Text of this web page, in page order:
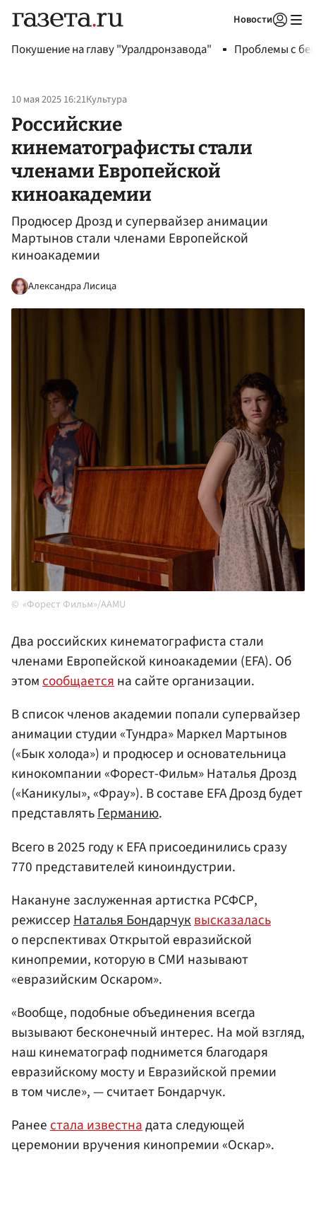
Новости
Покушение на главу "Уралдронзавода" Проблемы с
10 мая 2025 16:21Культура
Российские
кинематографисты стали
членами Европейской
киноакадемии
Продюсер Дрозд и супервайзер анимации
Мартынов стали членами Европейской
киноакадемии
Александра Лисица
«Форест Фильм»/AAMU
Два российских кинематографиста стали
членами Европейской киноакадемии (EFA). Об
этомсообщаетсяна сайте организации.
В список членов академии попали супервайзер
анимации студии «Тундра» Маркел Мартынов
(«Бык холода») и продюсер и основательница
кинокомпании «Форест-Фильм» Наталья Дрозд
(«Каникулы», «Фрау»). В составе EFA Дрозд будет
представлятьГерманию.
Всего в 2025 году к EFA присоединились сразу
770 представителей киноиндустрии.
Накануне заслуженная артистка РСФСР,
режиссерНаталья Бондарчуквысказалась
о перспективах Открытой евразийской
кинопремии, которую в СМИ называют
«евразийским Оскаром».
«Вообще, подобные объединения всегда
вызывают бесконечный интерес. На мой взгляд,
наш кинематограф поднимется благодаря
евразийскому мосту и Евразийской премии
в том числе», — считает Бондарчук.
Ранеестала известнадата следующей
церемонии вручения кинопремии «Оскар».